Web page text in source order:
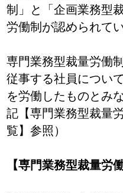
制」と「企画業務型
労働制が認められてい
専門業務型裁量労働
従事する社員につい
を労働したものとみ
記【専門業務型裁量
覧】参照）
【専門業務型裁量労